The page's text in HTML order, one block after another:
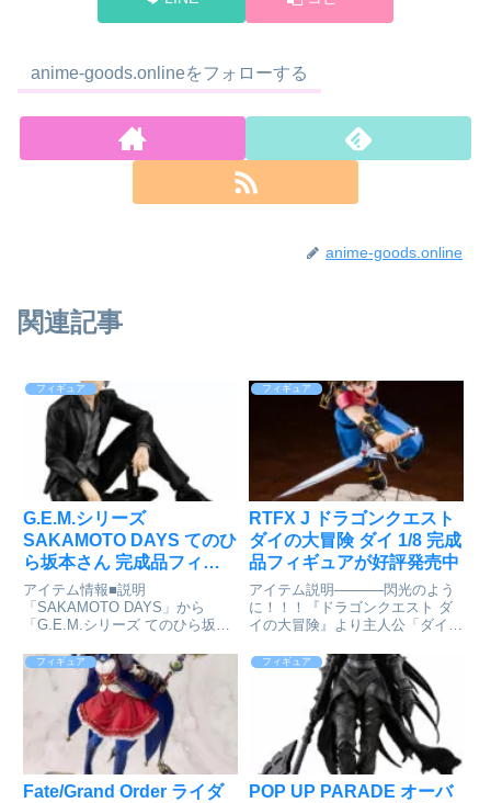
anime-goods.onlineをフォローする
anime-goods.online
関連記事
フィギュア
G.E.M.シリーズ
SAKAMOTO DAYS てのひ
ら坂本さん 完成品フィギ
ュア[メガハウス]が予約受
付中
アイテム情報■説明
「SAKAMOTO DAYS」から
「G.E.M.シリーズ てのひら坂本
約90ｍｍSAKAMOTO
DAYS_G.E.M.シリーズ てのひら
坂本さんcolleizeで探す
フィギュア
RTFX J ドラゴンクエスト
ダイの大冒険 ダイ 1/8 完成
品フィギュアが好評発売中
アイテム説明─────閃光のよう
に！！！『ドラゴンクエスト ダ
イの大冒険』より主人公「ダイ」
です！「ダイの剣」を握りしめ、
今まさに強敵に立ち向かい渾身の
一撃を撃ち込まんとする勇猛かつ
躍動感溢れる大胆な造形！...
フィギュア
Fate/Grand Order ライダ
フィギュア
POP UP PARADE オーバ